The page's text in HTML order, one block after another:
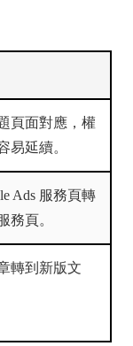
頁面對應，權
易延續。
Ads 服務頁轉
務頁。
轉到新版文